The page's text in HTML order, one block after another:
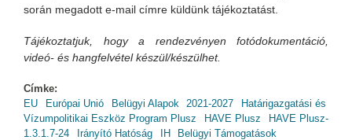
során megadott e-mail címre küldünk tájékoztatást.
Tájékoztatjuk, hogy a rendezvényen fotódokumentáció,
videó- és hangfelvétel készül/készülhet.
Címke:
EU
Európai Unió Belügyi Alapok 2021-2027
Határigazgatási és
Vízumpolitikai Eszköz Program Plusz
HAVE Plusz
HAVE Plusz-
1.3.1.7-24
Irányító Hatóság IH
Belügyi Támogatások